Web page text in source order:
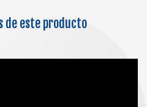
de este producto